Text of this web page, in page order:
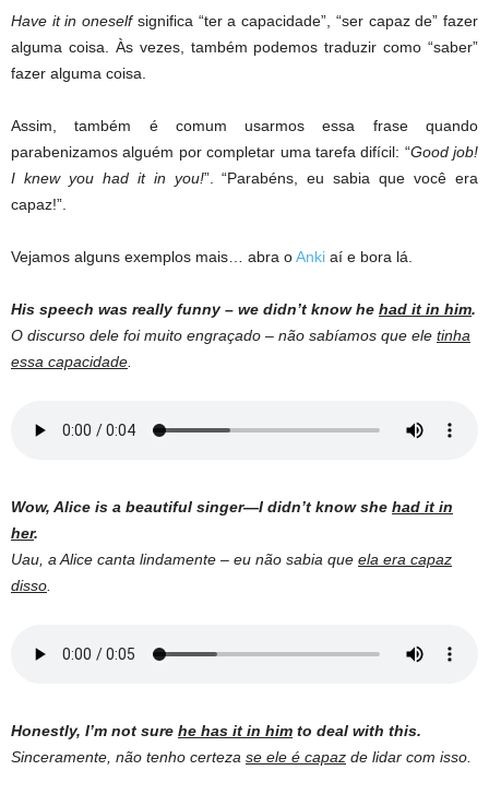
Have it in oneselfsignifica “ter a capacidade”, “ser capaz de” fazer
alguma coisa. Às vezes, também podemos traduzir como “saber”
fazer alguma coisa.
Assim, também é comum usarmos essa frase quando
parabenizamos alguém por completar uma tarefa difícil: “Good job!
I knew you had it in you!”. “Parabéns, eu sabia que você era
capaz!”.
Vejamos alguns exemplos mais… abra oAnki aí e bora lá.
His speech was really funny – we didn’t know he had it in him.
O discurso dele foi muito engraçado – não sabíamos que ele tinha
essa capacidade
Wow, Alice is a beautiful singer—I didn’t know she had it in
her.
Uau, a Alice canta lindamente – eu não sabia que ela era capaz
disso
Honestly, I’m not sure he has it in him to deal with this.
Sinceramente, não tenho certeza se ele é capaz de lidar com isso.